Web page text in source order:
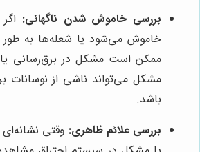
بررسی خاموش شدن ناگهانی:
خاموش می‌شود یا شعله‌ها به طور
ممکن است مشکل در برق‌رسانی
مشکل می‌تواند ناشی از نوسانات
باشد.
بررسی علائم ظاهری: وقتی